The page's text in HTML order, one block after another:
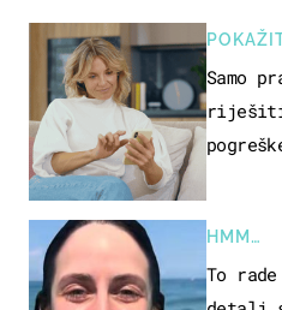
Samo
riješiti
HMM…
To